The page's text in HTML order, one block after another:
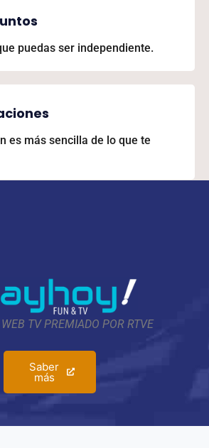
puedas ser independiente.
es más sencilla de lo que te
TV PREMIADO POR RTVE
Saber
más